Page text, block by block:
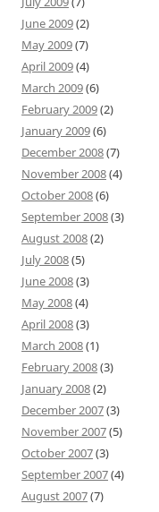
June 2009(2)
May 2009(7)
April 2009(4)
March 2009(6)
February 2009(2)
January 2009(6)
December 2008(7)
November 2008(4)
October 2008(6)
September 2008(3)
August 2008(2)
July 2008(5)
June 2008(3)
May 2008(4)
April 2008(3)
March 2008(1)
February 2008(3)
January 2008(2)
December 2007(3)
November 2007(5)
October 2007(3)
September 2007(4)
August 2007(7)